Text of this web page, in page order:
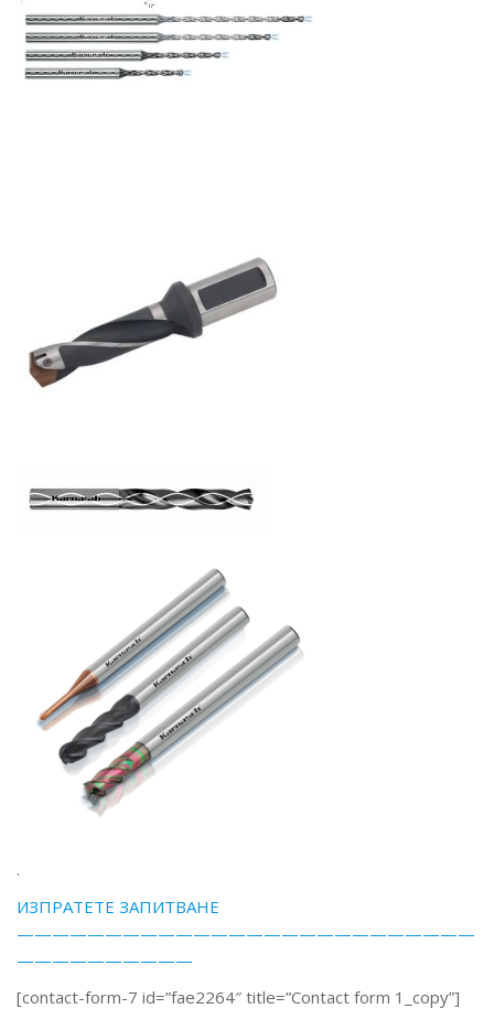
.
ИЗПРАТЕТЕ ЗАПИТВАНЕ
——————————————————————————
——————————
[contact-form-7 id=”fae2264″ title=”Contact form 1_copy”]